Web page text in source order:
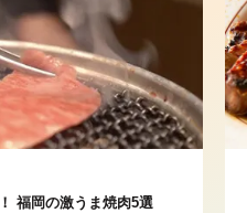
福岡の激うま焼肉5選